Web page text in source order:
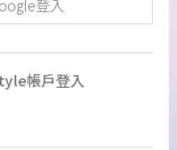
登入
帳戶登入